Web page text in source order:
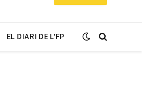
EL DIARI DE L’FP